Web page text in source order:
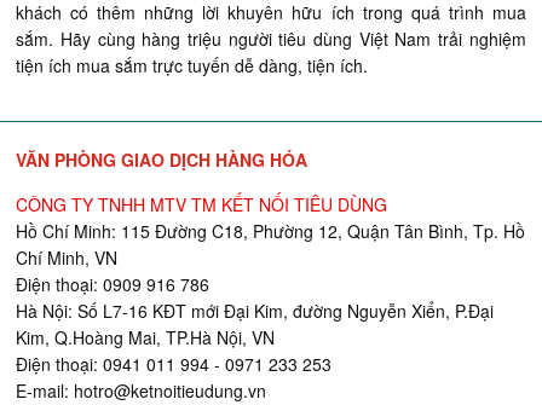
khách có thêm những lời khuyên hữu ích trong quá trình mua
sắm. Hãy cùng hàng triệu người tiêu dùng Việt Nam trải nghiệm
tiện ích mua sắm trực tuyến dễ dàng, tiện ích.
VĂN PHÒNG GIAO DỊCH HÀNG HÓA
CÔNG TY TNHH MTV TM KẾT NỐI TIÊU DÙNG
Hồ Chí Minh: 115 Đường C18, Phường 12, Quận Tân Bình, Tp. Hồ
Chí Minh, VN
Điện thoại: 0909 916 786
Hà Nội: Số L7-16 KĐT mới Đại Kim, đường Nguyễn Xiển, P.Đại
Kim, Q.Hoàng Mai, TP.Hà Nội, VN
Điện thoại: 0941 011 994 - 0971 233 253
E-mail: hotro@ketnoitieudung.vn